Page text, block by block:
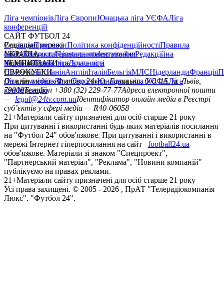
Ліга чемпіонівЛіга ЄвропиЮнацька ліга УЄФАЛіга
конференцій
САЙТ ФУТБОЛ 24
РедакціяПрогнозиПолітика конфіденційностіПравила
сайтуКонтактиПравила коментуванняРедакційна
політикаСтруктура власності
Соціальні мережі
facebookxyoutubeinstagramtelegramviber
УКРАЇНА
УкраїнаПерша лігаДруга ліга
ЧЕМПІОНАТИ
НімеччинаІспаніяАнгліяІталіяБельгіяМЛСНідерландиФранція
ЄВРОКУБКИ
Ліга чемпіонівЛіга ЄвропиЮнацька ліга УЄФАЛіга
конференцій
Онлайн-медіа «Футбол 24»пл. Галицька, буд. 15, м. Львів,
79008Телефон +380 (32) 229-77-77Адреса електронної пошти
— legal@24tv.com.uaІдентифікатор онлайн-медіа в Реєстрі
суб’єктів у сфері медіа — R40-06058
21+Матеріали сайту призначені для осіб старше 21 року
При цитуванні і використанні будь-яких матеріалів посилання
на "Футбол 24" обов'язкове. При цитуванні і використанні в
мережі Інтернет гіперпосилання на сайт
football24.ua
обов'язкове. Матеріали зі знаком "Спецпроект",
"Партнерський матеріал", "Реклама", "Новини компаній"
публікуємо на правах реклами.
21+Матеріали сайту призначені для осіб старше 21 року
Усi права захищенi. © 2005 - 2026 , ПрАТ "Телерадіокомпанія
Люкс". "Футбол 24".